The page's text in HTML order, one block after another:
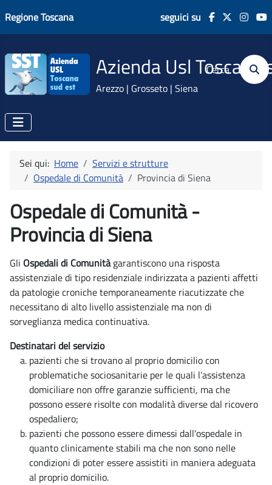
Regione Toscana seguici su
Azienda Usl Toscana
Arezzo | Grosseto | Siena
Cerca
Sei qui: Home
Servizi e strutture
Ospedale di Comunità
Provincia di Siena
Ospedale di Comunità -
Provincia di Siena
Gli Ospedali di Comunitàgarantiscono una risposta
assistenziale di tipo residenziale indirizzata a pazienti affetti
da patologie croniche temporaneamente riacutizzate che
necessitano di alto livello assistenziale ma non di
sorveglianza medica continuativa.
Destinatari del servizio
pazienti che si trovano al proprio domicilio con
problematiche sociosanitarie per le quali l’assistenza
domiciliare non offre garanzie sufficienti, ma che
possono essere risolte con modalità diverse dal ricovero
ospedaliero;
pazienti che possono essere dimessi dall'ospedale in
quanto clinicamente stabili ma che non sono nelle
condizioni di poter essere assistiti in maniera adeguata
al proprio domicilio.